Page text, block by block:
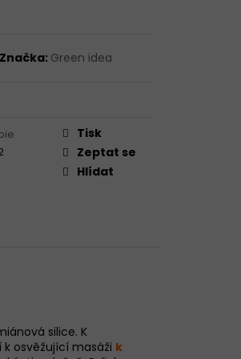
Značka: Green idea
Tisk
Zeptat se
Hlídat
silice. K
osvěžující masáži k